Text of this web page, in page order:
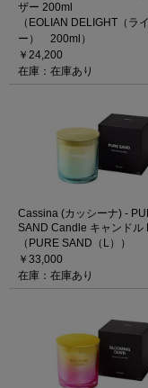
ザー 200ml
（EOLIAN DELIGHT（ラ
ー） 200ml）
￥24,200
在庫：在庫あり
Cassina (カッシーナ) -
SAND Candle キャンドル
（PURE SAND（L））
￥33,000
在庫：在庫あり